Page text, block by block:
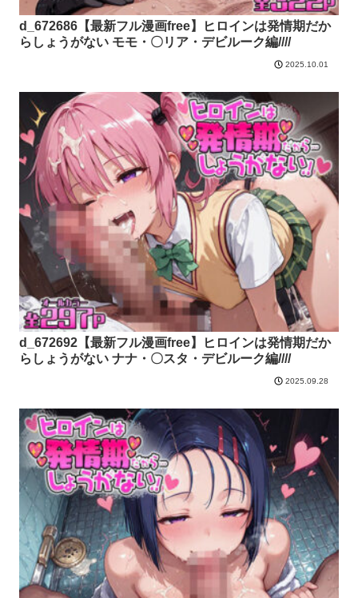
d_672686【最新フル漫画free】ヒロインは発情期だか
らしょうがない モモ・〇リア・デビルーク編////
2025.10.01
d_672692【最新フル漫画free】ヒロインは発情期だか
らしょうがない ナナ・〇スタ・デビルーク編////
2025.09.28